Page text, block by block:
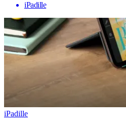
iPadille
iPadille